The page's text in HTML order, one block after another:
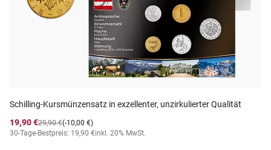
Schilling-Kursmünzensatz in exzellenter, unzirkulierter Qualität
19,90 €
(-10,00 €)
29,90 €
30-Tage-Bestpreis: 19,90 €inkl. 20% MwSt.